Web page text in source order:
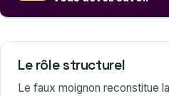
Le rôle structurel
Le faux moignon reconstitue